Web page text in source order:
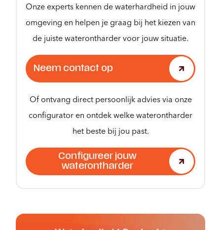
Onze experts kennen de waterhardheid in jouw
omgeving en helpen je graag bij het kiezen van
de juiste waterontharder voor jouw situatie.
Neem contact op
Of ontvang direct persoonlijk advies via onze
configurator en ontdek welke waterontharder
het beste bij jou past.
Configureer jouw
waterontharder